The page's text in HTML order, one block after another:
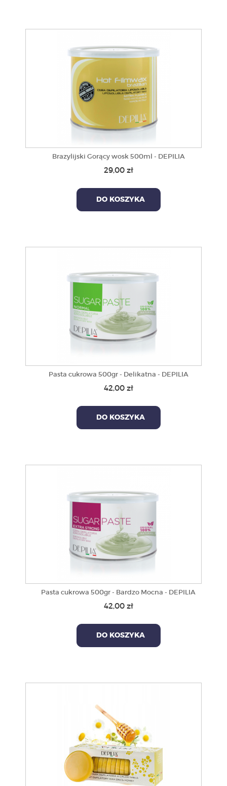
Brazylijski Gorący wosk 500ml - DEPILIA
29,00 zł
DO KOSZYKA
Pasta cukrowa 500gr - Delikatna - DEPILIA
42,00 zł
DO KOSZYKA
Pasta cukrowa 500gr - Bardzo Mocna - DEPILIA
42,00 zł
DO KOSZYKA